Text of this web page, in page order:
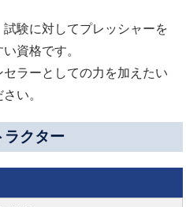
験に対してプレッシャーを
資格です。
ラーとしての力を加えたい
い。
ラクター